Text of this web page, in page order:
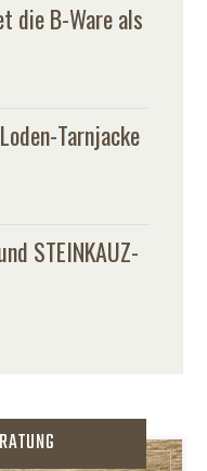
die B-Ware als
Tarnjacke
STEINKAUZ-